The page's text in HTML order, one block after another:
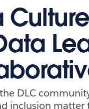
DLC
inclusion